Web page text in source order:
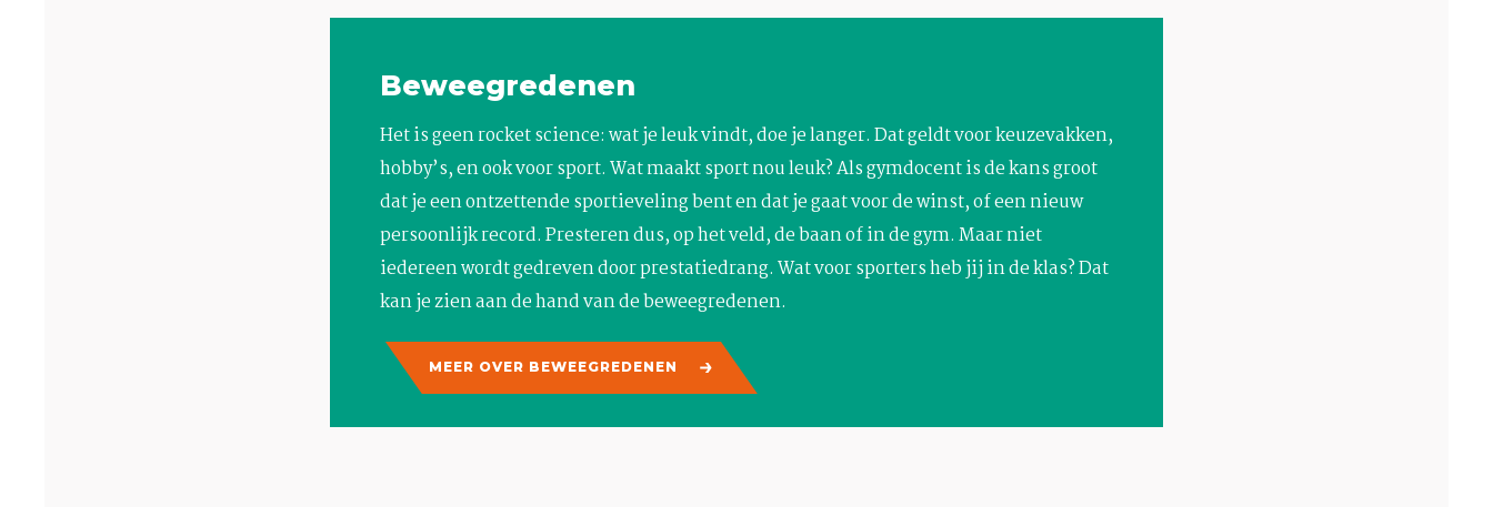
Beweegredenen
Het is geen rocket science: wat je leuk vindt, doe je langer. Dat geldt voor keuzevakken,
hobby’s, en ook voor sport. Wat maakt sport nou leuk? Als gymdocent is de kans groot
dat je een ontzettende sportieveling bent en dat je gaat voor de winst, of een nieuw
persoonlijk record. Presteren dus, op het veld, de baan of in de gym. Maar niet
iedereen wordt gedreven door prestatiedrang. Wat voor sporters heb jij in de klas? Dat
kan je zien aan de hand van de beweegredenen.
MEER OVER BEWEEGREDENEN